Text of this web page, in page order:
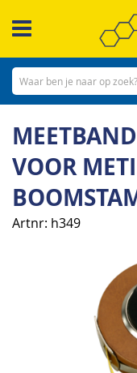
naar
inhoud
VOOR
Artnr h349